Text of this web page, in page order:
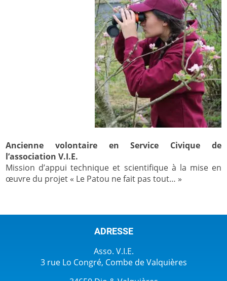
Ancienne volontaire en Service Civique de
l’association V.I.E.
Mission d’appui technique et scientifique à la mise en
œuvre du projet « Le Patou ne fait pas tout… »
ADRESSE
Asso. V.I.E.
3 rue Lo Congré, Combe de Valquières